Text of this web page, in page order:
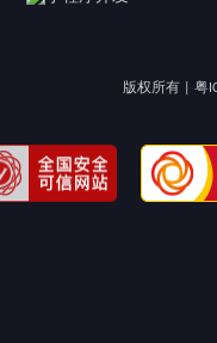
版权所有 | 粤